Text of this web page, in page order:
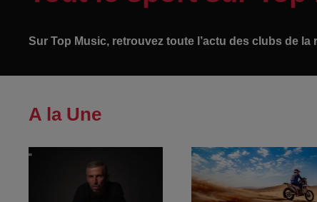
Sur Top Music, retrouvez toute l’actu des clubs de
A la Une